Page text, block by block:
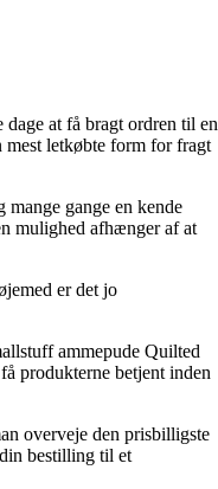
at få bragt ordren til en
mest letkøbte form for fragt
gange en kende
mulighed afhænger af at
er det jo
ammepude Quilted
produkterne betjent inden
overveje den prisbilligste
bestilling til et